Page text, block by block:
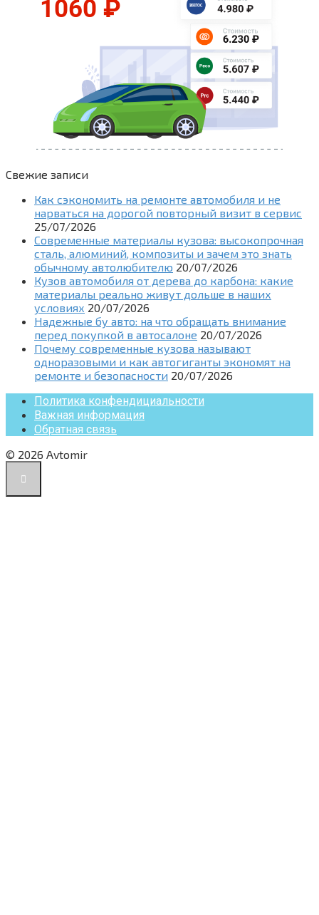
Свежие записи
Как сэкономить на ремонте автомобиля и не
нарваться на дорогой повторный визит в сервис
25/07/2026
Современные материалы кузова: высокопрочная
сталь, алюминий, композиты и зачем это знать
обычному автолюбителю 20/07/2026
Кузов автомобиля от дерева до карбона: какие
материалы реально живут дольше в наших
условиях 20/07/2026
Надежные бу авто: на что обращать внимание
перед покупкой в автосалоне 20/07/2026
Почему современные кузова называют
одноразовыми и как автогиганты экономят на
ремонте и безопасности 20/07/2026
Политика конфендициальности
Важная информация
Обратная связь
© 2026 Avtomir